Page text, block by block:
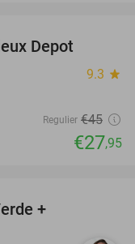
Depot
9.3 star
Regulier €45
€27,95
+